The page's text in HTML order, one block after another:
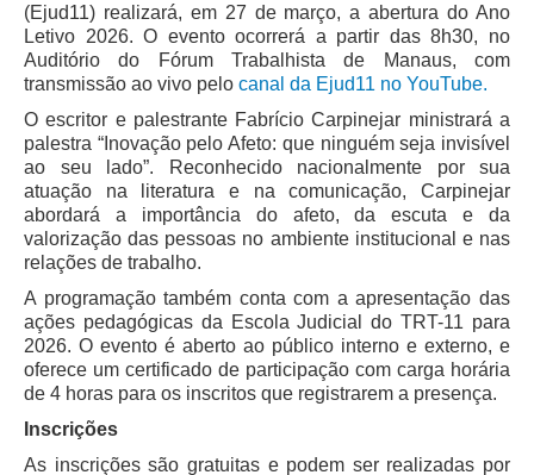
(Ejud11) realizará, em 27 de março, a abertura do Ano
Letivo 2026. O evento ocorrerá a partir das 8h30, no
Auditório do Fórum Trabalhista de Manaus, com
transmissão ao vivo pelo canal da Ejud11 no YouTube.
O escritor e palestrante Fabrício Carpinejar ministrará a
palestra “Inovação pelo Afeto: que ninguém seja invisível
ao seu lado”. Reconhecido nacionalmente por sua
atuação na literatura e na comunicação, Carpinejar
abordará a importância do afeto, da escuta e da
valorização das pessoas no ambiente institucional e nas
relações de trabalho.
A programação também conta com a apresentação das
ações pedagógicas da Escola Judicial do TRT-11 para
2026. O evento é aberto ao público interno e externo, e
oferece um certificado de participação com carga horária
de 4 horas para os inscritos que registrarem a presença.
Inscrições
As inscrições são gratuitas e podem ser realizadas por